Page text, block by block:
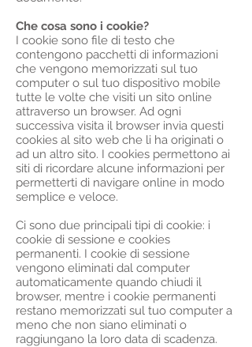
Che cosa sono i cookie?
I cookie sono file di testo che
contengono pacchetti di informazioni
che vengono memorizzati sul tuo
computer o sul tuo dispositivo mobile
tutte le volte che visiti un sito online
attraverso un browser. Ad ogni
successiva visita il browser invia questi
cookies al sito web che li ha originati o
ad un altro sito. I cookies permettono ai
siti di ricordare alcune informazioni per
permetterti di navigare online in modo
semplice e veloce.
Ci sono due principali tipi di cookie: i
cookie di sessione e cookies
permanenti. I cookie di sessione
vengono eliminati dal computer
automaticamente quando chiudi il
browser, mentre i cookie permanenti
restano memorizzati sul tuo computer a
meno che non siano eliminati o
raggiungano la loro data di scadenza.